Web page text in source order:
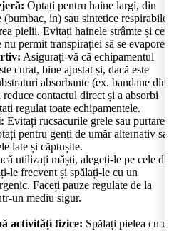
Optați pentru haine largi, din
in) sau sintetice respirabile,
pielii. Evitați hainele strâmte și cele
permit transpirației să se evapore.
Asigurați-vă că echipamentul
curat, bine ajustat și, dacă este
absorbante (ex. bandane din
contactul direct și a absorbi
regulat toate echipamentele.
Evitați rucsacurile grele sau purtarea
pentru genți de umăr alternativ sau
late și căptușite.
utilizați măști, alegeți-le pe cele din
le frecvent și spălați-le cu un
Faceți pauze regulate de la
un mediu sigur.
activități fizice: Spălați pielea cu un